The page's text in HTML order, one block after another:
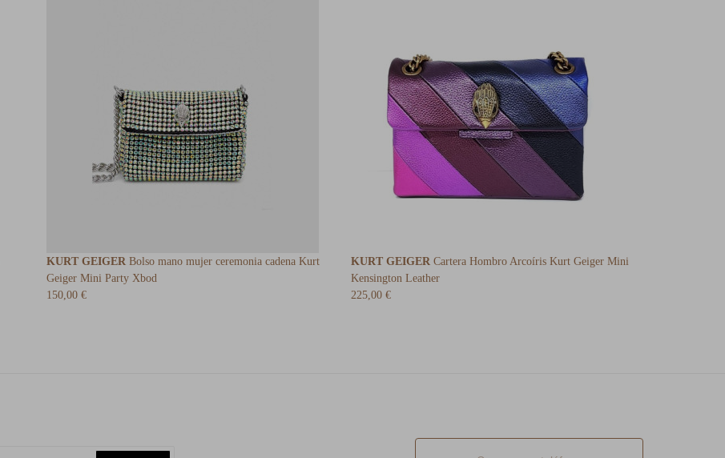
KURT GEIGER Bolso mano mujer ceremonia cadena Kurt
Geiger Mini Party Xbod
150,00 €
KURT GEIGER Cartera Hombro Arcoíris Kurt Geiger Mini
Kensington Leather
225,00 €